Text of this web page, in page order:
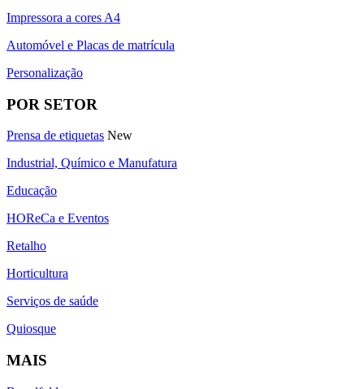
Impressora a cores A4
Automóvel e Placas de matrícula
Personalização
POR SETOR
Prensa de etiquetas New
Industrial, Químico e Manufatura
Educação
HOReCa e Eventos
Retalho
Horticultura
Serviços de saúde
Quiosque
MAIS